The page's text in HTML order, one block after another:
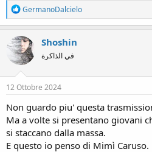
R
e
a
c
t
i
o
n
s
GermanoDalcielo
Shoshin
في الذاكرة
12 Ottobre 2024
Non guardo piu' questa
Ma a volte si presentano giovani
si staccano dalla massa.
E questo io penso di Mimì Caruso.